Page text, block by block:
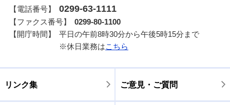
【電話番号】
0299-63-1111
【ファクス番号】
0299-80-1100
【開庁時間】
平日の午前8時30分から午後5時15分まで
※休日業務はこちら
リンク集 ご意見・ご質問